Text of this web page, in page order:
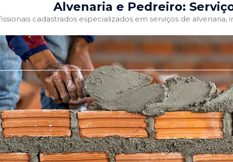
Alvenaria e Pedreiro:
cadastrados especializados em serviços de alvenaria,